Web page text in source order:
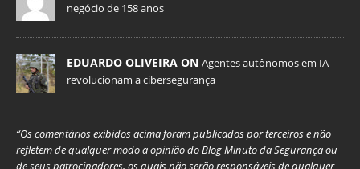
negócio de 158 anos
EDUARDO OLIVEIRA ON Agentes autônomos em IA
revolucionam a cibersegurança
“Os comentários exibidos acima foram publicados por terceiros e não
refletem de qualquer modo a opinião do Blog Minuto da Segurança ou
de seus patrocinadores, os quais não serão responsáveis de qualquer